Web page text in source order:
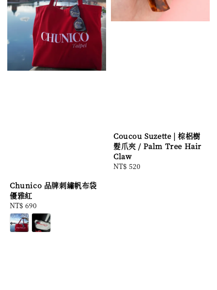
Chunico 品牌刺繡帆布袋
優雅紅
Regular
price
NT$ 690
Coucou Suzette | 棕梠樹
髮爪夾 / Palm Tree Hair
Claw
Regular
NT$ 520